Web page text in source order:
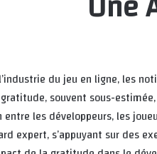
du jeu en ligne, les
souvent sous-
les développeurs, les
expert, s’appuyant sur des